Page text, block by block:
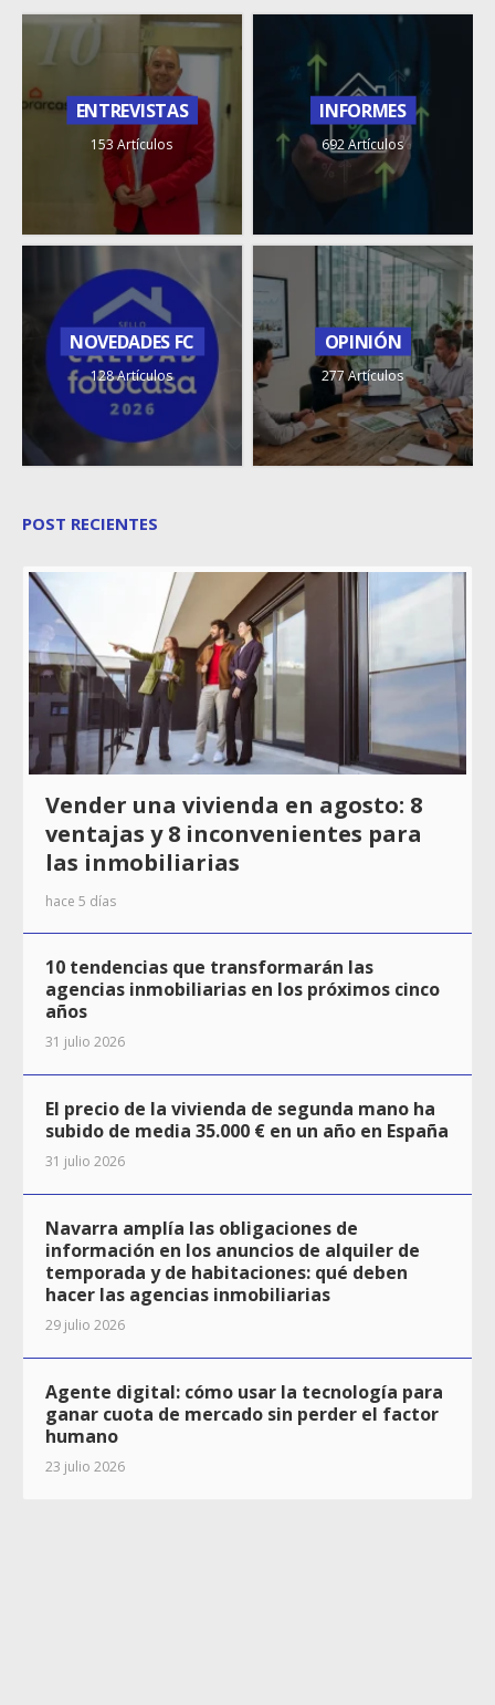
ENTREVISTAS
153 Artículos
INFORMES
692 Artículos
NOVEDADES FC
128 Artículos
OPINIÓN
277 Artículos
POST RECIENTES
Vender una vivienda en agosto: 8
ventajas y 8 inconvenientes para
las inmobiliarias
hace 5 días
10 tendencias que transformarán las
agencias inmobiliarias en los próximos cinco
años
31 julio 2026
El precio de la vivienda de segunda mano ha
subido de media 35.000 € en un año en España
31 julio 2026
Navarra amplía las obligaciones de
información en los anuncios de alquiler de
temporada y de habitaciones: qué deben
hacer las agencias inmobiliarias
29 julio 2026
Agente digital: cómo usar la tecnología para
ganar cuota de mercado sin perder el factor
humano
23 julio 2026